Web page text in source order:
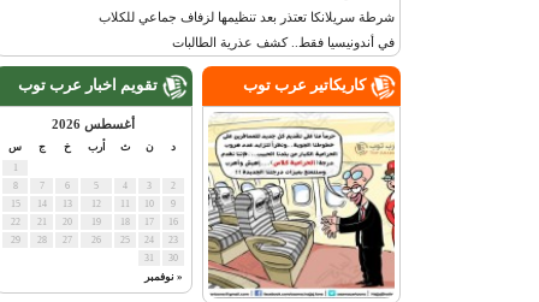
شرطة سريلانكا تعتذر بعد تنظيمها لزفاف جماعي للكلاب
في أندونيسيا فقط.. كشف عذرية الطالبات
تقويم اخبار عرب توب
أغسطس 2026
أرب س
« نوفمبر
كاريكاتير عرب توب